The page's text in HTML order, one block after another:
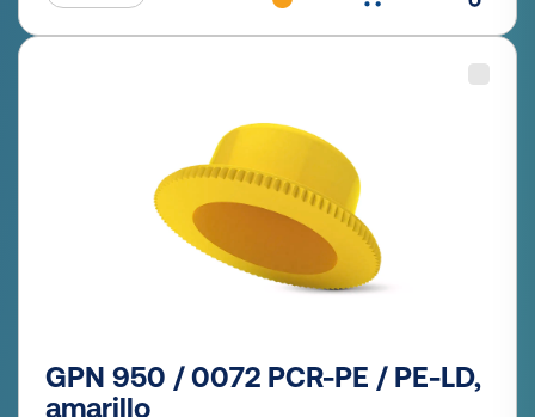
GPN 950 / 0072 PCR-PE / PE-LD,
amarillo